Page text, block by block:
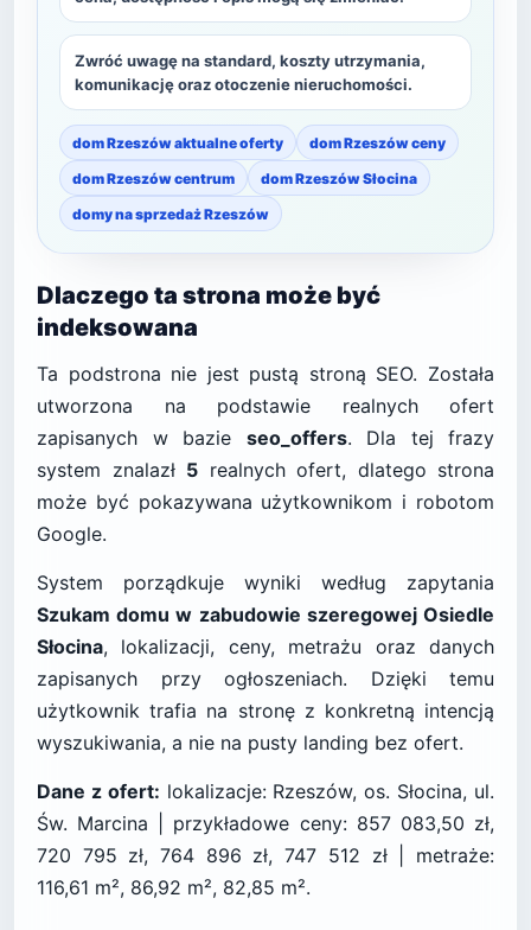
Zwróć uwagę na standard, koszty utrzymania,
komunikację oraz otoczenie nieruchomości.
dom Rzeszów aktualne oferty
dom Rzeszów ceny
dom Rzeszów centrum
dom Rzeszów Słocina
domy na sprzedaż Rzeszów
Dlaczego ta strona może być
indeksowana
Ta podstrona nie jest pustą stroną SEO. Została
utworzona na podstawie realnych ofert
zapisanych w bazie seo_offers. Dla tej frazy
system znalazł 5 realnych ofert, dlatego strona
może być pokazywana użytkownikom i robotom
Google.
System porządkuje wyniki według zapytania
Szukam domu w zabudowie szeregowej Osiedle
Słocina, lokalizacji, ceny, metrażu oraz danych
zapisanych przy ogłoszeniach. Dzięki temu
użytkownik trafia na stronę z konkretną intencją
wyszukiwania, a nie na pusty landing bez ofert.
Dane z ofert: lokalizacje: Rzeszów, os. Słocina, ul.
Św. Marcina | przykładowe ceny: 857 083,50 zł,
720 795 zł, 764 896 zł, 747 512 zł | metraże:
116,61 m², 86,92 m², 82,85 m².